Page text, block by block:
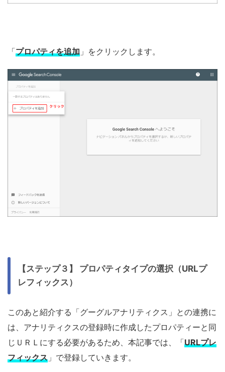
「プロパティを追加 」をクリックします。
【ステップ３】 プロパティタイプの選択（URLプ
レフィックス）
このあと紹介する「グーグルアナリティクス」との連携に
は、アナリティクスの登録時に作成したプロパティーと同
じＵＲＬにする必要があるため、本記事では、「URLプレ
フィックス 」で登録していきます。